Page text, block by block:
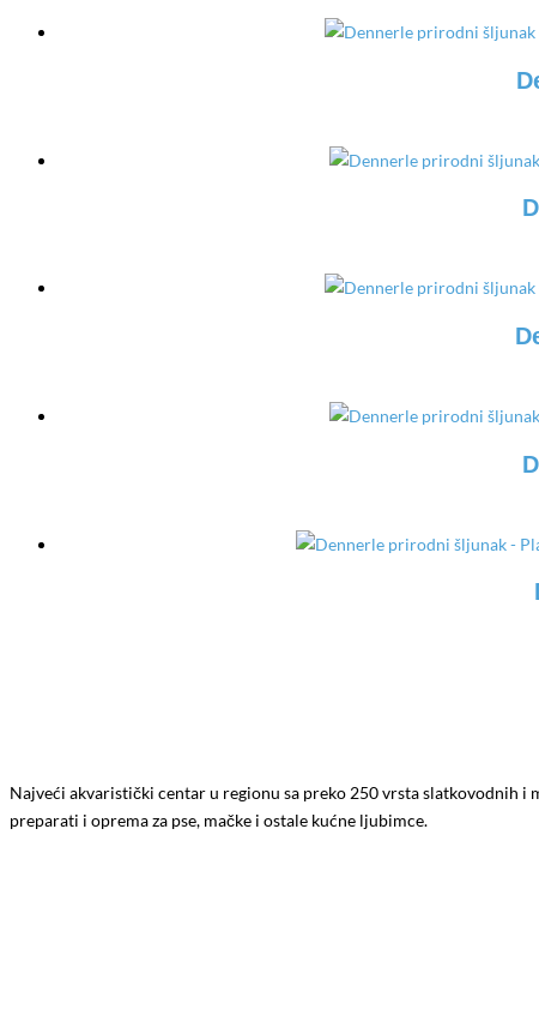
Najveći akvaristički centar u regionu sa preko 250 vrsta slatkovodnih
preparati i oprema za pse, mačke i ostale kućne ljubimce.